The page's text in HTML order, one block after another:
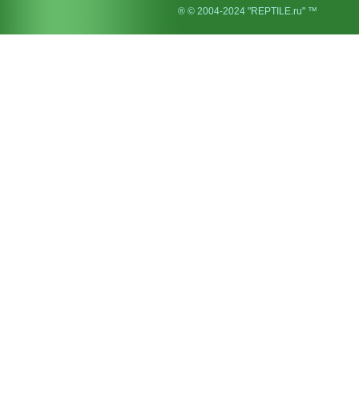
® © 2004-2024 "REPTILE.ru" ™